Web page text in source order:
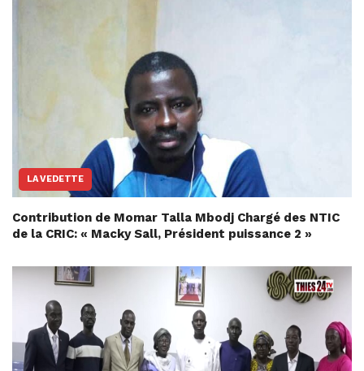
LA VEDETTE
Contribution de Momar Talla Mbodj Chargé des NTIC
de la CRIC: « Macky Sall, Président puissance 2 »